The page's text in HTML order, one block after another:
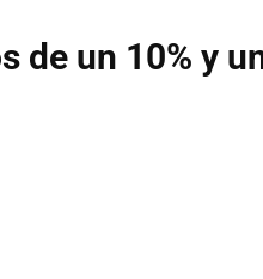
de un 10% y